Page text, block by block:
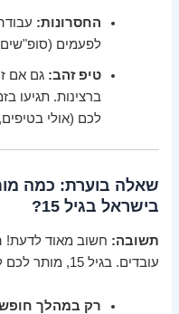
החסרונות:
לפעמים
טיפ זהב: גם אם
ברצינות. תגיעו
לכם (אולי
שאלה בוערת: כמה
בישראל בגיל 15?
תשובה: חשוב מאוד לדעת!
עובדים. בגיל 15, מותר לכם לעבוד:
רק במהלך